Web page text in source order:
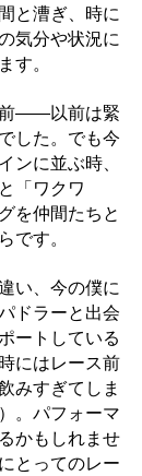
と漕ぎ、時に
気分や状況に
す。
前――以前は緊
した。でも今
ンに並ぶ時、
「ワクワ
を仲間たちと
です。
い、今の僕に
ドラーと出会
ートしている
にはレース前
みすぎてしま
。パフォーマ
かもしれませ
とってのレー